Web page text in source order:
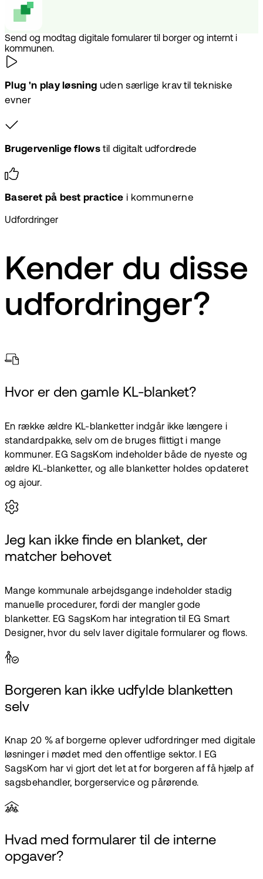
Send og modtag digitale fomularer til borger og internt i
kommunen.
Plug 'n play løsning uden særlige krav til tekniske
evner
Brugervenlige flowstil digitalt udfordrede
Baseret på best practice i kommunerne
Udfordringer
Kender du disse
udfordringer?
Hvor er den gamle KL-blanket?
En række ældre KL-blanketter indgår ikke længere i
standardpakke, selv om de bruges flittigt i mange
kommuner. EG SagsKom indeholder både de nyeste og
ældre KL-blanketter, og alle blanketter holdes opdateret
og ajour.
Jeg kan ikke finde en blanket, der
matcher behovet
Mange kommunale arbejdsgange indeholder stadig
manuelle procedurer, fordi der mangler gode
blanketter. EG SagsKom har integration til EG Smart
Designer, hvor du selv laver digitale formularer og flows.
Borgeren kan ikke udfylde blanketten
selv
Knap 20 % af borgerne oplever udfordringer med digitale
løsninger i mødet med den offentlige sektor. I EG
SagsKom har vi gjort det let at for borgeren af få hjælp af
sagsbehandler, borgerservice og pårørende.
Hvad med formularer til de interne
opgaver?